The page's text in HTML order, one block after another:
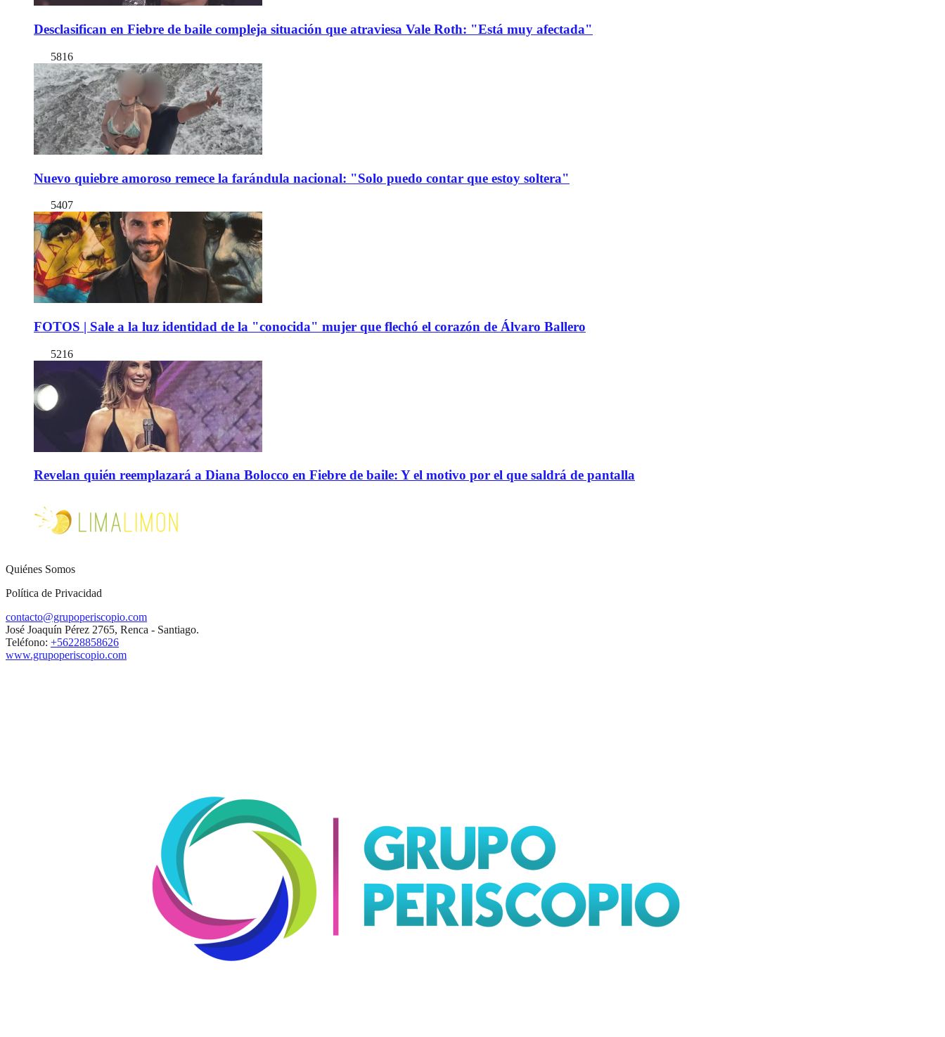
Desclasifican en Fiebre de baile compleja situación que atraviesa Vale Roth: "Está muy afectada"
5816
Nuevo quiebre amoroso remece la farándula nacional: "Solo puedo contar que estoy soltera"
5407
FOTOS | Sale a la luz identidad de la "conocida" mujer que flechó el corazón de Álvaro Ballero
5216
Revelan quién reemplazará a Diana Bolocco en Fiebre de baile: Y el motivo por el que saldrá de pantalla
Quiénes Somos
Política de Privacidad
contacto@grupoperiscopio.com
José Joaquín Pérez 2765, Renca - Santiago.
Teléfono: +56228858626
www.grupoperiscopio.com